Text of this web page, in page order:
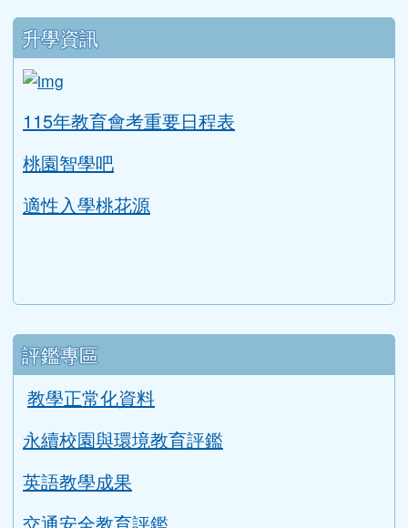
補考題庫下載
均一教育平台
教育部因材網
LearnMode學習吧
COOL ENGLISH
ink to https://tyc.entry.edu.tw/NoExamImitate_TL/
115年教育會考重要日程表
桃園智學吧
適性入學桃花源